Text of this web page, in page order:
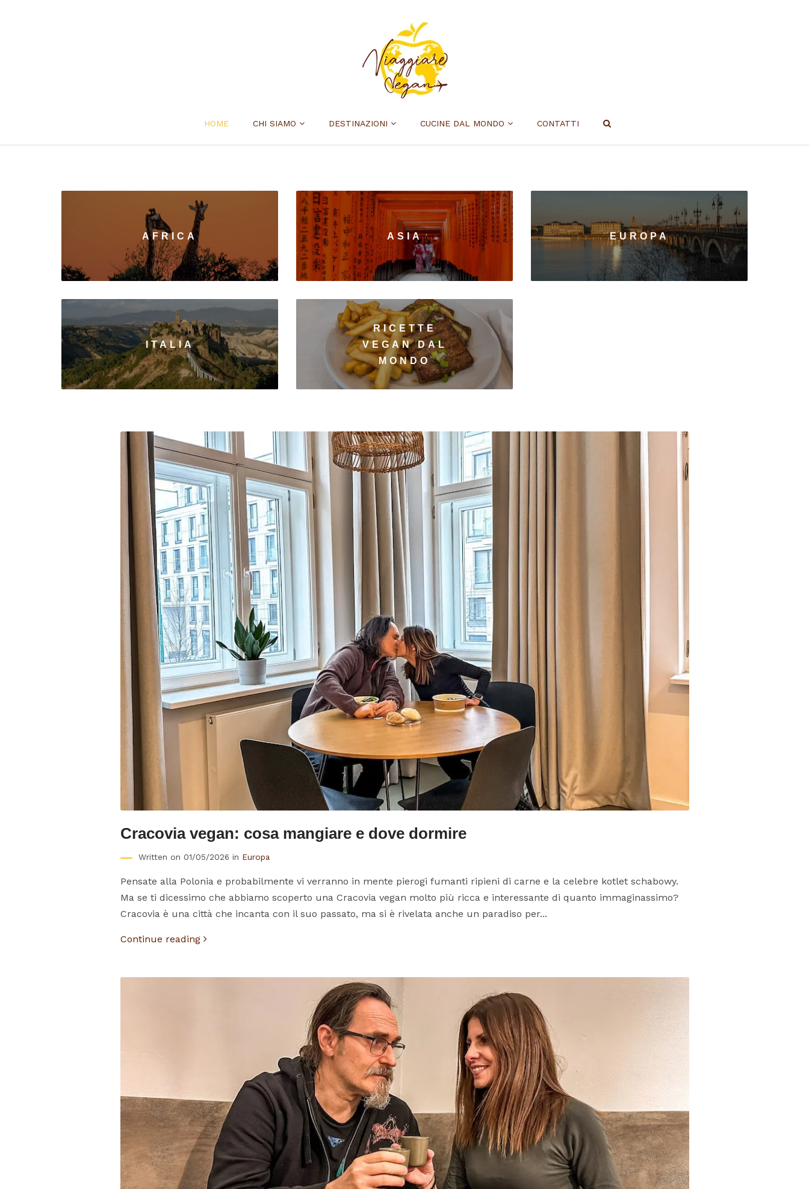
HOME CHI SIAMO DESTINAZIONI CUCINE DAL MONDO CONTATTI
AFRICA ASIA EUROPA
ITALIA
RICETTE
VEGAN DAL
MONDO
Cracovia vegan: cosa mangiare e dove dormire
Written on 01/05/2026 in Europa
Pensate alla Polonia e probabilmente vi verranno in mente pierogi fumanti ripieni di carne e la celebre kotlet schabowy.
Ma se ti dicessimo che abbiamo scoperto una Cracovia vegan molto più ricca e interessante di quanto immaginassimo?
Cracovia è una città che incanta con il suo passato, ma si è rivelata anche un paradiso per...
Continue reading